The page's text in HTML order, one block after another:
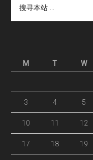
本
M
T W
3 4 5
10 11 12
17 18 19